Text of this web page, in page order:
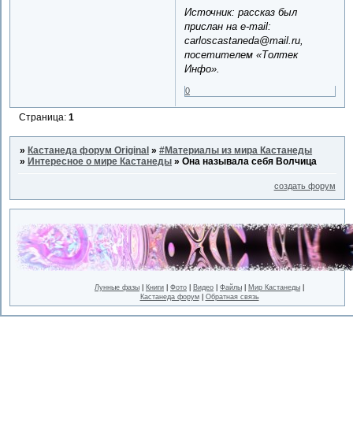
Источник: рассказ был
прислан на e-mail:
carloscastaneda@mail.ru,
посетителем «Толтек
Инфо».
0
Страница:1
»Кастанеда форум Original »#Материалы из мира Кастанеды
»Интересное о мире Кастанеды »Она называла себя Волчица
создать форум
Лунные фазы Книги Фото Видео Файлы Мир Кастанеды
Кастанеда форум| Обратная связь